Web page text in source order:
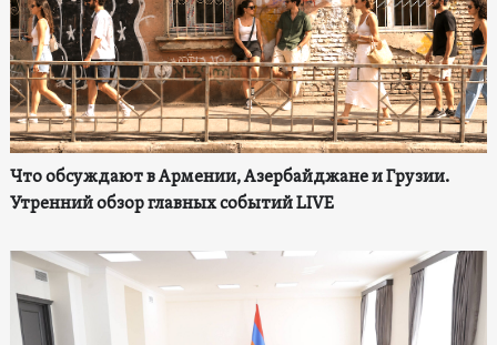
Что обсуждают в Армении, Азербайджане и Грузии.
Утренний обзор главных событий LIVE